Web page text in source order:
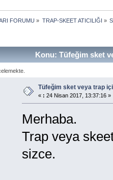
FORUMU » TRAP-SKEET ATICILIĞI »
Konu: Tüfeğim sket
Tüfeğim sket veya trap
« : 24 Nisan 2017, 13:37:16 »
Merhaba.
Trap veya
sizce.